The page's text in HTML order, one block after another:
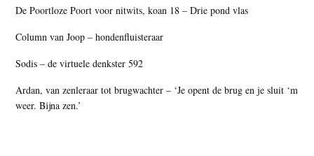
De Poortloze Poort voor nitwits, koan 18 – Drie pond vlas
Column van Joop – hondenfluisteraar
Sodis – de virtuele denkster 592
Ardan, van zenleraar tot brugwachter – ‘Je opent de brug en je sluit ‘m
weer. Bijna zen.’